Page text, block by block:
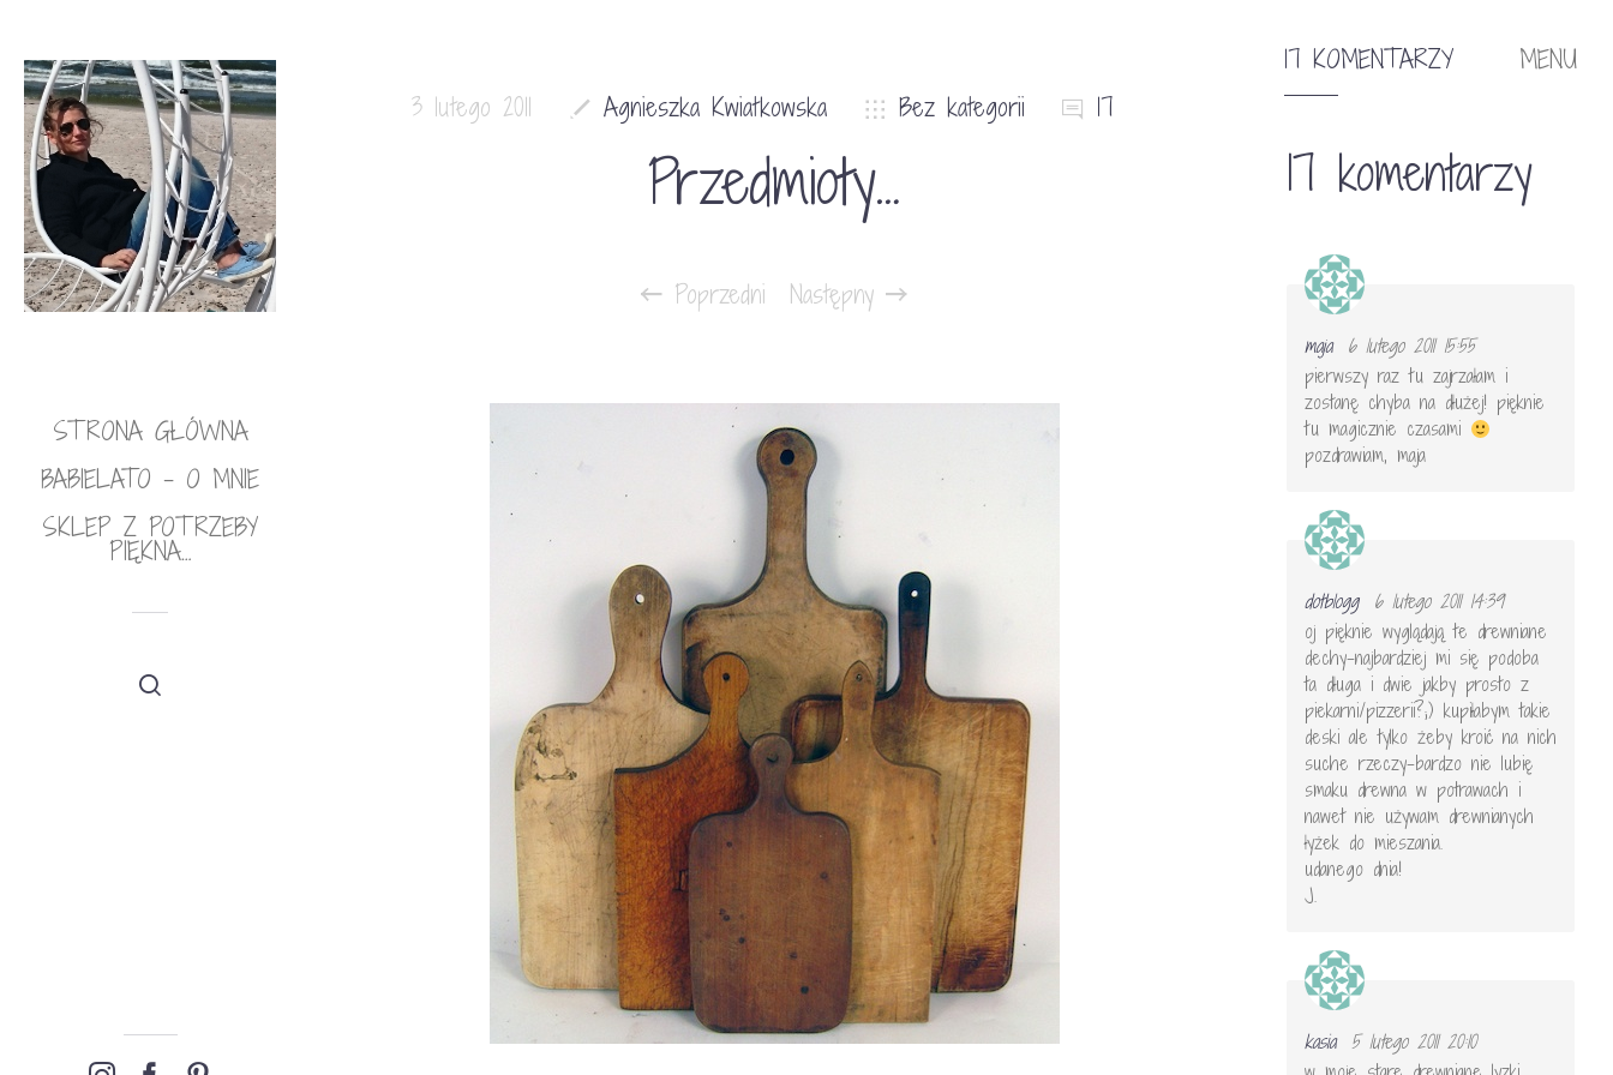
STRONA GŁÓWNA
BABIELATO – O MNIE
SKLEP Z POTRZEBY
PIĘKNA…
3 lutego 2011 Agnieszka Kwiatkowska Bez kategorii 17
Przedmioty…
Poprzedni Następny
17 KOMENTARZY MENU
17 komentarzy
maja
6 lutego 2011 15:55
pierwszy raz tu zajrzałam i
zostanę chyba na dłużej! pięknie
tu magicznie czasami
pozdrawiam, maja
dotblogg
6 lutego 2011 14:39
oj pięknie wyglądają te drewniane
dechy-najbardziej mi się podoba
ta długa i dwie jakby prosto z
piekarni/pizzerii?;) kupiłabym takie
deski ale tylko żeby kroić na nich
suche rzeczy-bardzo nie lubię
smaku drewna w potrawach i
nawet nie używam drewnianych
łyżek do mieszania.
udanego dnia!
J.
kasia
5 lutego 2011 20:10